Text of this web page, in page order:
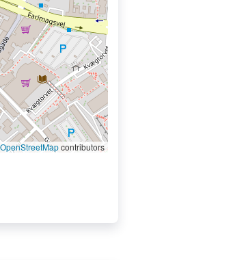
OpenStreetMapcontributors